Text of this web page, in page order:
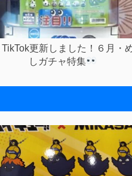
TikTok更新しました！６月・
しガチャ特集